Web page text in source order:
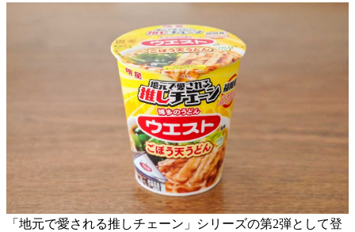
「地元で愛される推しチェーン」シリーズの第2弾として登